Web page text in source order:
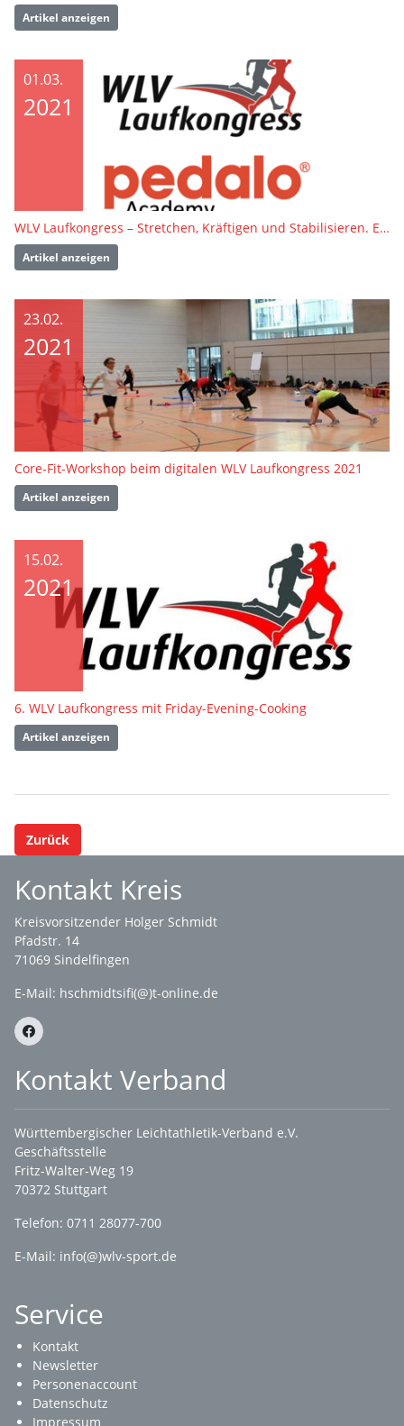
Artikel anzeigen
01.03.
2021
WLV Laufkongress – Stretchen, Kräftigen und Stabilisieren. Einfach. Klar. Umsetzbar.
Artikel anzeigen
23.02.
2021
Core-Fit-Workshop beim digitalen WLV Laufkongress 2021
Artikel anzeigen
15.02.
2021
6. WLV Laufkongress mit Friday-Evening-Cooking
Artikel anzeigen
Zurück
Kontakt Kreis
Kreisvorsitzender Holger Schmidt
Pfadstr. 14
71069 Sindelfingen
E-Mail: hschmidtsifi(@)t-online.de
Kontakt Verband
Württembergischer Leichtathletik-Verband e.V.
Geschäftsstelle
Fritz-Walter-Weg 19
70372 Stuttgart
Telefon: 0711 28077-700
E-Mail: info(@)wlv-sport.de
Service
Kontakt
Newsletter
Personenaccount
Datenschutz
Impressum